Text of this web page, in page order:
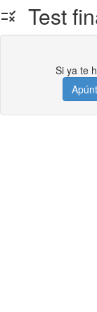
Test
Si ya te